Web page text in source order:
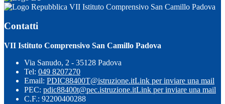
VII Istituto Comprensivo San Camillo Padova
Contatti
VII Istituto Comprensivo San Camillo Padova
Via Sanudo, 2 - 35128 Padova
Tel: 049 8207270
Email: PDIC88400T@istruzione.itLink per inviare una mail
PEC: pdic88400t@pec.istruzione.itLink per inviare una mail
C.F.: 92200400288